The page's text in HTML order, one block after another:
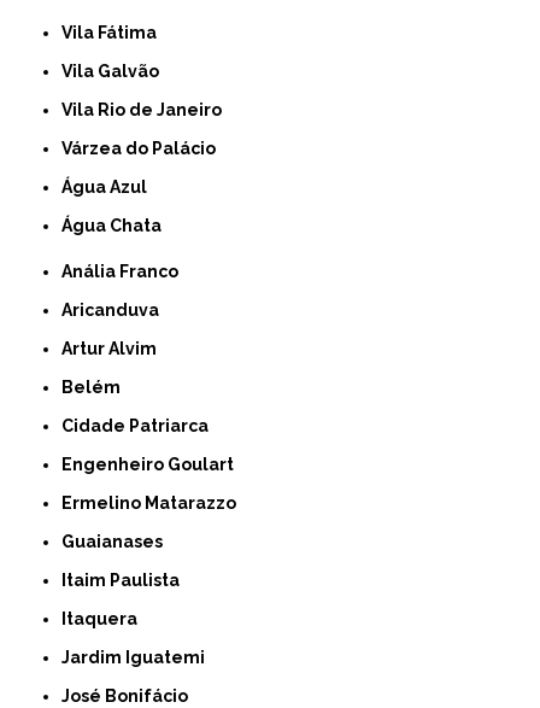
Vila Fátima
Vila Galvão
Vila Rio de Janeiro
Várzea do Palácio
Água Azul
Água Chata
Anália Franco
Aricanduva
Artur Alvim
Belém
Cidade Patriarca
Engenheiro Goulart
Ermelino Matarazzo
Guaianases
Itaim Paulista
Itaquera
Jardim Iguatemi
José Bonifácio